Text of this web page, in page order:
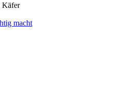
Käfer
macht